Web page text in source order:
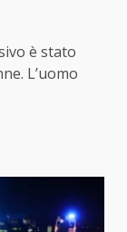
è stato
L’uomo